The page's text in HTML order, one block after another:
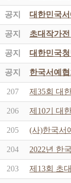
공지 대한민국
공지 초대작가
공지 대한민국
공지 한국서예
207 제35회 대
206 제10기 대
205 (사)한국서
204 2022년 한
203 제13회 초